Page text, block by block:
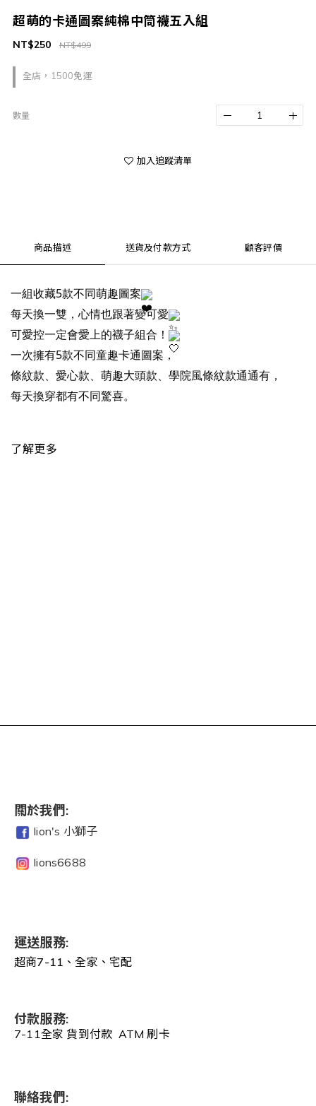
超萌的卡通圖案純棉中筒襪五入組
全店，1500免運
NT$499
NT$250
數量
加入追蹤清單
商品描述 送貨及付款方式 顧客評價
一組收藏5款不同萌趣圖案
每天換一雙，心情也跟著變可愛
可愛控一定會愛上的襪子組合！
一次擁有5款不同童趣卡通圖案，
條紋款、愛心款、萌趣大頭款、學院風條紋款通通有，
每天換穿都有不同驚喜。
了解更多
關於我們:
lion's 小獅子
lions6688
運送服務:
超商7-11、全家、宅配
付款服務:
7-11全家 貨到付款 ATM 刷卡
聯絡我們: